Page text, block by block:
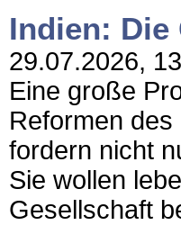
Indien:
29.07.2026,
Eine große
Reformen
fordern nicht
Sie wollen
Gesellschaft